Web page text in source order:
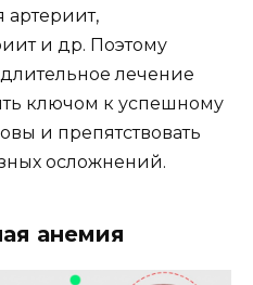
и др. Поэтому
лечение
ключом к успешному
и препятствовать
осложнений.
анемия